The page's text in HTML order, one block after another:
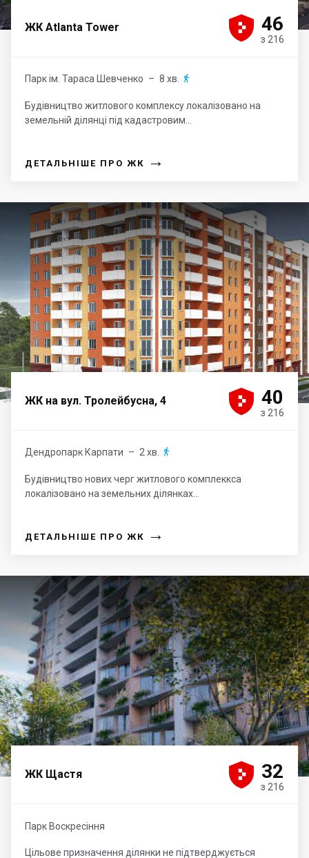
ЖК Atlanta Tower 



 46
з 216
Парк ім. Тараса Шевченко – 8 хв. 
Будівництво житлового комплексу локалізовано на
земельній ділянці під кадастровим...
ДЕТАЛЬНІШЕ ПРО ЖК →
ЖК на вул. Тролейбусна, 4 



 40
з 216
Дендропарк Карпати – 2 хв. 
Будівництво нових черг житлового комплеккса
локалізовано на земельних ділянках...
ДЕТАЛЬНІШЕ ПРО ЖК →
ЖК Щастя 



 32
з 216
Парк Воскресіння
Цільове призначення ділянки не підтверджується